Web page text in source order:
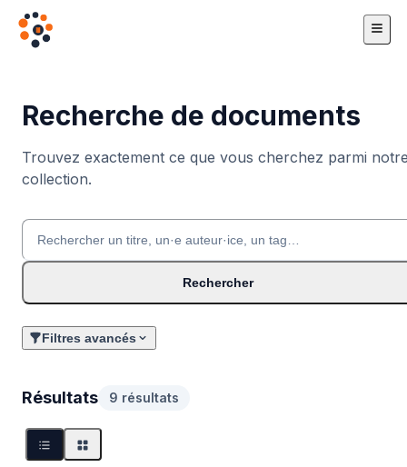
Recherche de documents
Trouvez exactement ce que vous cherchez parmi
collection.
Rechercher
Filtres avancés
Résultats 9 résultats